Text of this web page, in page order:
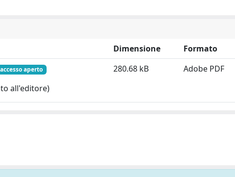
Dimensione
Formato
accesso aperto
all'editore)
280.68 kB Adobe PDF